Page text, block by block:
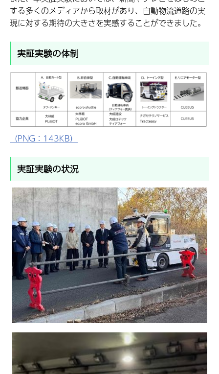
する多くのメディアから取材があり、自動物流道路の実
現に対する期待の大きさを実感することができました。
実証実験の体制
（PNG：143KB）
実証実験の状況